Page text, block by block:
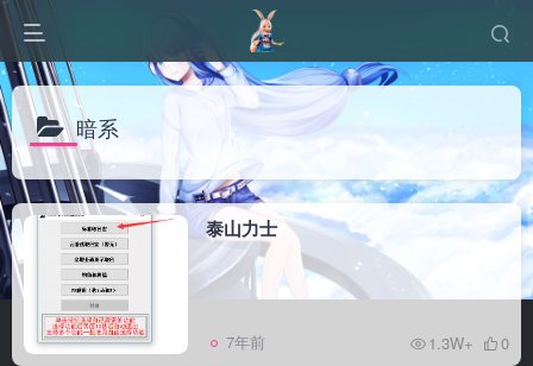
暗系
泰山力士
7年前 1.3W+ 0